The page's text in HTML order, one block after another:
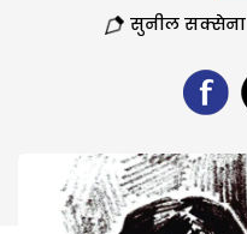
सुनील सक्सेना